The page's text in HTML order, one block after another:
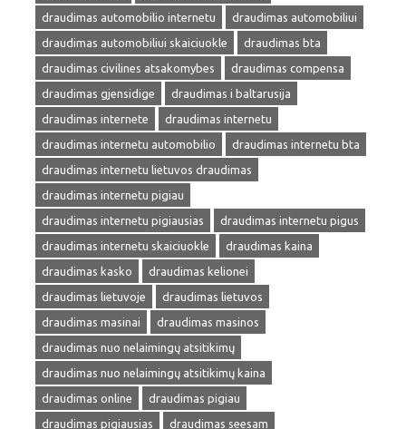
draudimas automobilio internetu
draudimas automobiliui
draudimas automobiliui skaiciuokle
draudimas bta
draudimas civilines atsakomybes
draudimas compensa
draudimas gjensidige
draudimas i baltarusija
draudimas internete
draudimas internetu
draudimas internetu automobilio
draudimas internetu bta
draudimas internetu lietuvos draudimas
draudimas internetu pigiau
draudimas internetu pigiausias
draudimas internetu pigus
draudimas internetu skaiciuokle
draudimas kaina
draudimas kasko
draudimas kelionei
draudimas lietuvoje
draudimas lietuvos
draudimas masinai
draudimas masinos
draudimas nuo nelaimingų atsitikimų
draudimas nuo nelaimingų atsitikimų kaina
draudimas online
draudimas pigiau
draudimas pigiausias
draudimas seesam